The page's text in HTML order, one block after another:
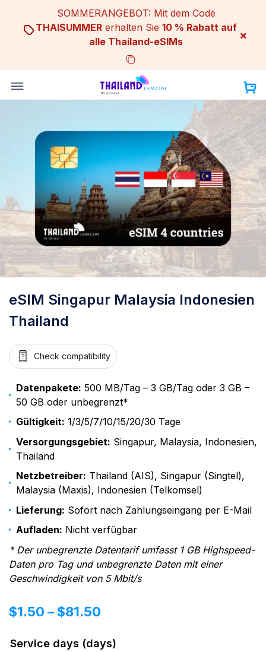
content
SOMMERANGEBOT: Mit dem Code
THAISUMMERerhalten Sie 10 % Rabatt auf
alle Thailand-eSIMs
×
eSIM Singapur Malaysia Indonesien
Thailand
Check compatibility
Datenpakete: 500 MB/Tag – 3 GB/Tag oder 3 GB –
50 GB oder unbegrenzt*
Gültigkeit: 1/3/5/7/10/15/20/30 Tage
Versorgungsgebiet: Singapur, Malaysia, Indonesien,
Thailand
Netzbetreiber: Thailand (AIS), Singapur (Singtel),
Malaysia (Maxis), Indonesien (Telkomsel)
Lieferung: Sofort nach Zahlungseingang per E-Mail
Aufladen: Nicht verfügbar
* Der unbegrenzte Datentarif umfasst 1 GB Highspeed-
Daten pro Tag und unbegrenzte Daten mit einer
Geschwindigkeit von 5 Mbit/s
$1.50 –$81.50
Service days (days)